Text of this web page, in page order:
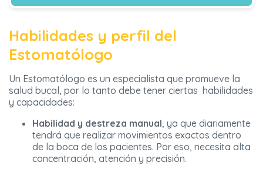
Habilidades y perfil del
Estomatólogo
Un Estomatólogo es un especialista que promueve la
salud bucal, por lo tanto debe tener ciertas habilidades
y capacidades:
Habilidad y destreza manual, ya que diariamente
tendrá que realizar movimientos exactos dentro
de la boca de los pacientes. Por eso, necesita alta
concentración, atención y precisión.